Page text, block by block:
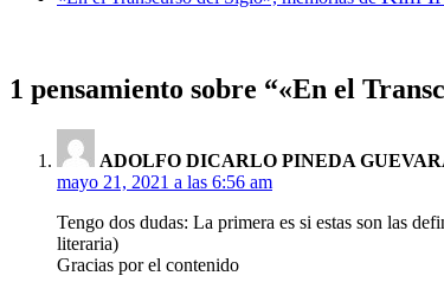
1 pensamiento sobre “«En el
ADOLFO DICARLO PINEDA
mayo 21, 2021 a las 6:56 am
Tengo dos dudas: La primera es si estas son las
literaria)
Gracias por el contenido